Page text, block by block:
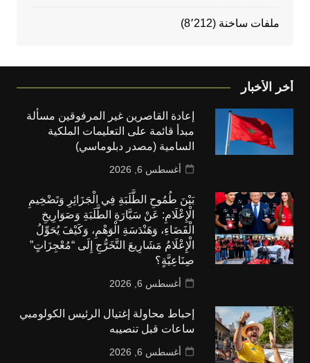
ملفات ساخنة (8٬212)
أخر الأخبار
إعادة القاصرين غير المرفوقين مسألة
مبدأ قائمة على التعليمات الملكية
السامية (مصدر دبلوماسي)
أغسطس 6, 2026
بَيْنَ طُمُوحِ الطَّلَبَةِ فِي الْجَزَائِرِ وَتَضْخِيمِ
الْإِعْلَامِ: عَنْ سَيَّارَةِ الطَّلَبَةِ وَصَوَارِيخِ
الْفَضَاءِ، وَهَنْدَسَةِ الْوَهْمِ، وَكَيْفَ يُحَوِّلُ
الْإِعْلَامُ مَشَارِيعَ التَّخَرُّجِ إِلَى “مُعْجِزَاتٍ”
صِنَاعِيَّةٍ؟
أغسطس 6, 2026
إحباط محاولة إغتيال الرئيس الكولومبي
ساعات قبل تنصيبه
أغسطس 6, 2026